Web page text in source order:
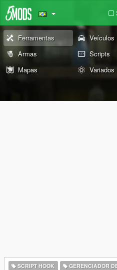
Ferramentas Veículos
Armas
Scripts
Mapas
Variados
SCRIPT HOOK
GERENCIADOR